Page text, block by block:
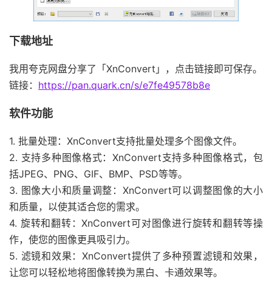
下载地址
我用夸克网盘分享了「XnConvert」，点击链接即可保存。
链接： https://pan.quark.cn/s/e7fe49578b8e
软件功能
1. 批量处理：XnConvert支持批量处理多个图像文件。
2. 支持多种图像格式：XnConvert支持多种图像格式，包
括JPEG、PNG、GIF、BMP、PSD等等。
3. 图像大小和质量调整：XnConvert可以调整图像的大小
和质量，以使其适合您的需求。
4. 旋转和翻转：XnConvert可对图像进行旋转和翻转等操
作，使您的图像更具吸引力。
5. 滤镜和效果：XnConvert提供了多种预置滤镜和效果，
让您可以轻松地将图像转换为黑白、卡通效果等。